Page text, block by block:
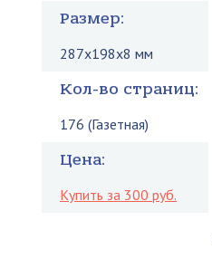
Размер:
287x198x8 мм
Кол-во страниц:
176 (Газетная)
Цена:
Купить за 300 руб.